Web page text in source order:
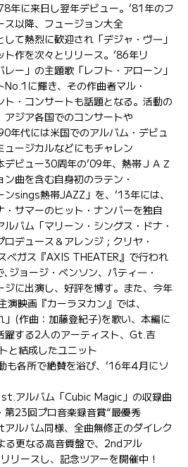
年に来日し翌年デビュー。’81年のフ
ス以降、フュージョン大全
て熱烈に歓迎され「デジャ・ヴ―」
作を次々とリリース。’86年リ
ー」の主題歌「レフト・アローン」
に輝き、その作曲者マル・
ト・コンサートも話題となる。活動の
ジア各国でのコンサートや
年代には米国でのアルバム・デビュ
ージカルなどにもチャレン
ビュー30周年の’09年、熱帯ＪＡＺ
曲を含む自身初のラテン・
sings熱帯JAZZ」を、’13年には、
サマーのヒット・ナンバーを独自
バム「マリーン・シングス・ドナ・
デュース＆アレンジ；クリヤ・
ベガス『AXIS THEATER』で行われ
､ジョージ・ベンソン、パティ―・
に出演し、好評を博す。また、今年
映画『カーラヌカン』では、
」(作曲：加藤登紀子)を歌い、本編に
躍する2人のアーティスト、Gt.吉
と結成したユニット
も各所で絶賛を浴び、’16年4月にソ
アルバム「Cubic Magic」の収録曲
第23回プロ音楽録音賞“最優秀
ルバム同様、全曲無修正のダイレク
る更なる高音質盤で、2ndアル
リースし、記念ツアーを開催中！